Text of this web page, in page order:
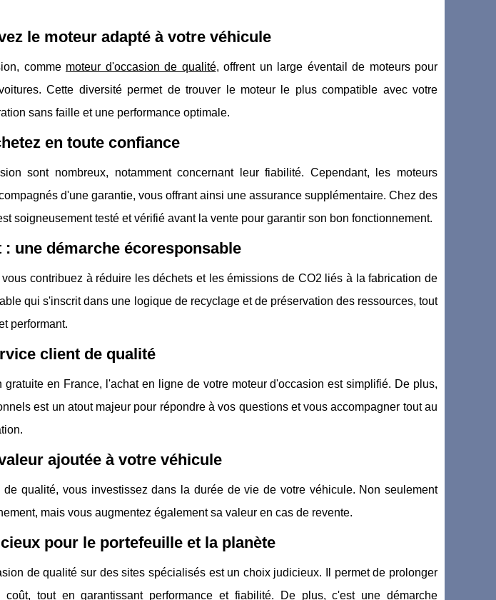
le moteur adapté à votre véhicule
comme moteur d'occasion de qualité, offrent un large éventail de moteurs pour
Cette diversité permet de trouver le moteur le plus compatible avec votre
sans faille et une performance optimale.
en toute confiance
sont nombreux, notamment concernant leur fiabilité. Cependant, les moteurs
d'une garantie, vous offrant ainsi une assurance supplémentaire. Chez des
soigneusement testé et vérifié avant la vente pour garantir son bon fonctionnement.
une démarche écoresponsable
contribuez à réduire les déchets et les émissions de CO2 liés à la fabrication de
qui s'inscrit dans une logique de recyclage et de préservation des ressources, tout
performant.
client de qualité
en France, l'achat en ligne de votre moteur d'occasion est simplifié. De plus,
est un atout majeur pour répondre à vos questions et vous accompagner tout au
ajoutée à votre véhicule
qualité, vous investissez dans la durée de vie de votre véhicule. Non seulement
mais vous augmentez également sa valeur en cas de revente.
pour le portefeuille et la planète
de qualité sur des sites spécialisés est un choix judicieux. Il permet de prolonger
tout en garantissant performance et fiabilité. De plus, c'est une démarche